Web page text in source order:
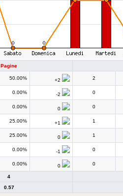
Pagine
50.00% +2 2
0.00% -2 0
0.00% 0 0
25.00% +1 1
25.00% 0 1
0.00% -1 0
0.00% 0 0
4
0.57